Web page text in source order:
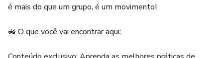
é mais do que um grupo, é um movimento!
🚜 O que você vai encontrar aqui: